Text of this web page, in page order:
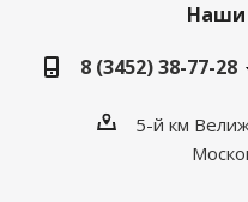
Наши
8 (3452) 38-77-28
5-й км